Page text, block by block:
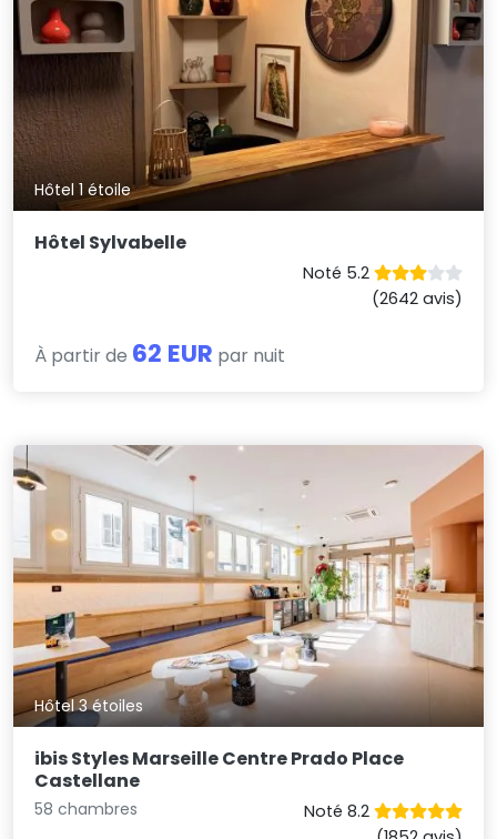
Hôtel 1 étoile
Hôtel Sylvabelle
Noté 5.2
(2642 avis)
À partir de 62 EUR par nuit
Hôtel 3 étoiles
ibis Styles Marseille Centre Prado Place
Castellane
58 chambres
Noté 8.2